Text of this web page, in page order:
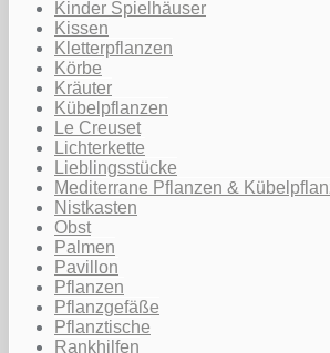
Kinder Spielhäuser
Kissen
Kletterpflanzen
Körbe
Kräuter
Kübelpflanzen
Le Creuset
Lichterkette
Lieblingsstücke
Mediterrane Pflanzen &
Nistkasten
Obst
Palmen
Pavillon
Pflanzen
Pflanzgefäße
Pflanztische
Rankhilfen